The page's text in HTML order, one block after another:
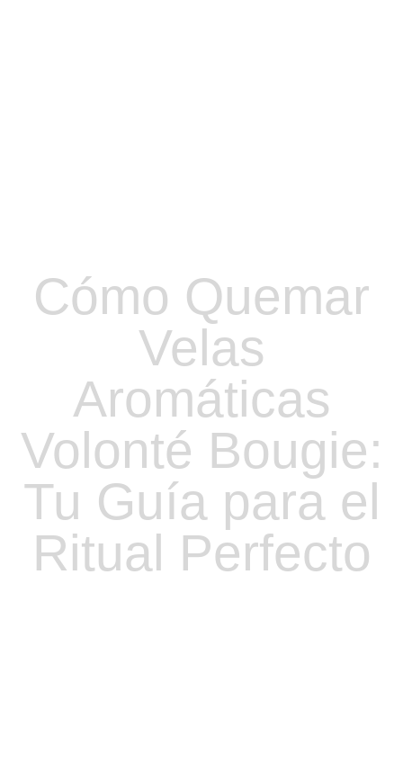
Cómo Quemar
Velas
Aromáticas
Volonté Bougie:
Tu Guía para el
Ritual Perfecto